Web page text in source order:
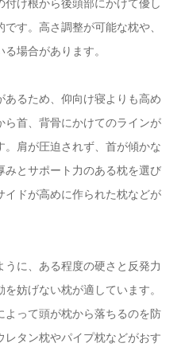
け根から後頭部にかけて優し
す。高さ調整が可能な枕や、
場合があります。
るため、仰向け寝よりも高め
ら首、背骨にかけてのラインが
肩が圧迫されず、首が傾かな
みとサポート力のある枕を選び
イドが高めに作られた枕などが
に、ある程度の硬さと反発力
妨げない枕が適しています。
よって頭が枕から落ちるのを防
レタン枕やパイプ枕などがおす